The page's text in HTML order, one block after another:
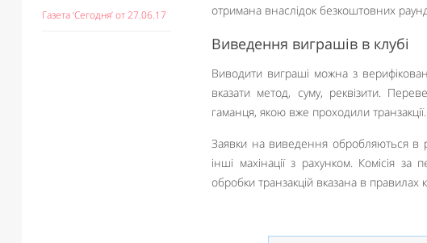
Газета ‘Сегодня’ от 27.06.17
отримана внаслідок безкоштовних
Виведення виграшів в клубі
Виводити виграші можна з
вказати метод, суму, реквізити.
гаманця, якою вже проходили транзакції.
Заявки на виведення обробляються в
інші махінації з рахунком. Комісія
обробки транзакцій вказана в правилах